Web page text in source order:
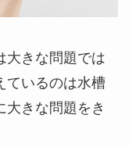
大きな問題では
ているのは水槽
大きな問題をき